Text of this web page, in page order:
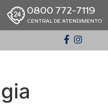
0800 772-7119
CENTRAL DE ATENDIMENTO